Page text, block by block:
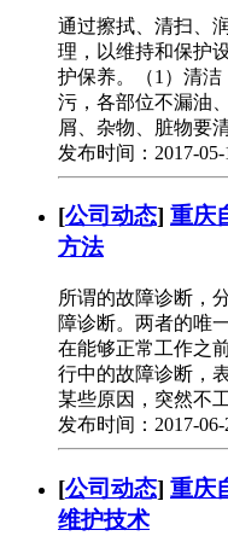
通过擦拭、清扫、
理，以维持和保护
护保养。（1）清
污，各部位不漏油
屑、杂物、脏物要
发布时间：2017-
[公司动态] 重庆
方法
所谓的故障诊断，
障诊断。两者的唯
在能够正常工作之
行中的故障诊断，
某些原因，突然不
发布时间：2017-
[公司动态] 重庆
维护技术